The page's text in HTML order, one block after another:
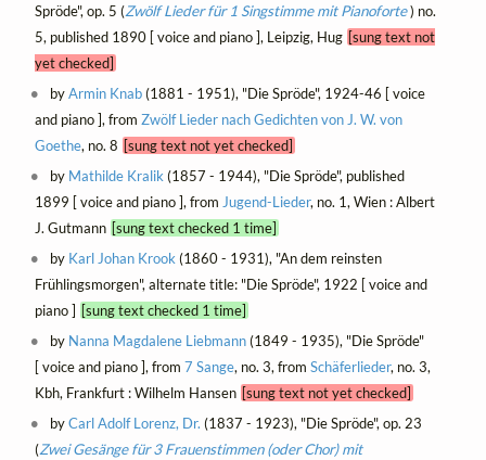
Spröde", op. 5 (Zwölf Lieder für 1 Singstimme mit Pianoforte) no.
5, published 1890 [ voice and piano ], Leipzig, Hug [sung text not
yet checked]
byArmin Knab(1881 - 1951), "Die Spröde", 1924-46 [ voice
and piano ], from Zwölf Lieder nach Gedichten von J. W. von
Goethe, no. 8 [sung text not yet checked]
by Mathilde Kralik (1857 - 1944), "Die Spröde", published
1899 [ voice and piano ], from Jugend-Lieder, no. 1, Wien : Albert
J. Gutmann [sung text checked 1 time]
by Karl Johan Krook (1860 - 1931), "An dem reinsten
Frühlingsmorgen", alternate title: "Die Spröde", 1922 [ voice and
piano ] [sung text checked 1 time]
by Nanna Magdalene Liebmann(1849 - 1935), "Die Spröde"
[ voice and piano ], from 7 Sange, no. 3, from Schäferlieder, no. 3,
Kbh, Frankfurt : Wilhelm Hansen [sung text not yet checked]
byCarl Adolf Lorenz, Dr. (1837 - 1923), "Die Spröde", op. 23
(Zwei Gesänge für 3 Frauenstimmen (oder Chor) mit